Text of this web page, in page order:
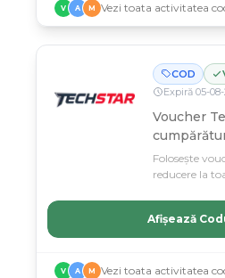
V A M Vezi toata activitatea
COD
Expiră 05-08-
Voucher
Folosește
reducere la
Afișează
V A M Vezi toata activitatea